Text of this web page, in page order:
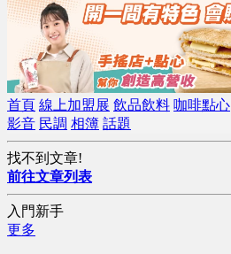
首頁 線上加盟展 飲品飲料 咖啡點心
影音 民調 相簿 話題
找不到文章!
前往文章列表
入門新手
更多